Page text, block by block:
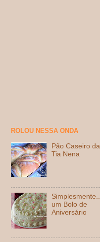
ROLOU NESSA ONDA
Pão Caseiro da
Tia Nena
Simplesmente...
um Bolo de
Aniversário